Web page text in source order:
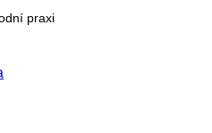
praxi